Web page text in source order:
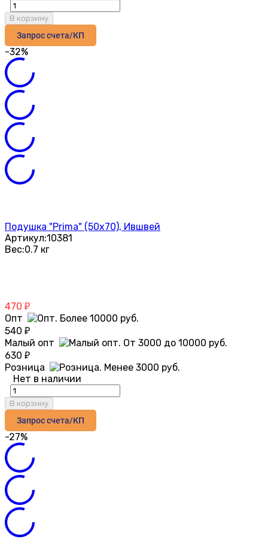
В корзину
Запрос счета/КП
-32%
Подушка "Prima" (50х70), Ившвей
Артикул:10381
Вес:0.7 кг
470 ₽
Опт
540 ₽
Малый опт
630 ₽
Розница
Нет в наличии
В корзину
Запрос счета/КП
-27%